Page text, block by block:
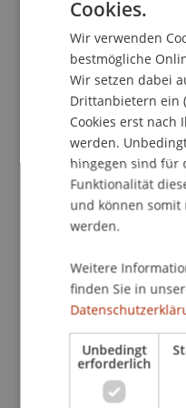
An eine Architektur,
Endlichkeit
und gerade
Wir sind überzeugt,
konzentrieren sollte,
Abläufe. Dass
individuelle
niemals das Werk
Figur ist. Die Zeit der
kollektiven
Verantwortung und
Zusammenarbeit.
aus Ego. Sie entsteht
Gleichzeitig
Neue Werkzeuge,
Cookies.
Wir verwenden
bestmögliche
Wir setzen dabei
Drittanbietern ein
Cookies erst nach
werden.
hingegen sind für
Funktionalität
und können
werden.
Weitere
finden Sie in
Unbedingt
erforderlich